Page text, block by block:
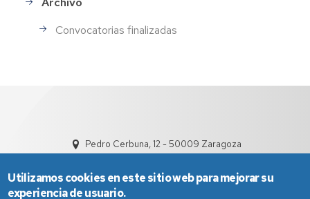
Convocatorias finalizadas
Pedro Cerbuna, 12 - 50009 Zaragoza
Utilizamos cookies en este sitio web para mejorar su
experiencia de usuario.